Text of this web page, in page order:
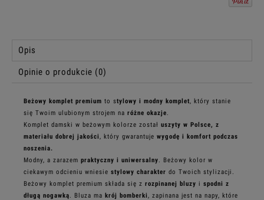
Opis
Opinie o produkcie (0)
Beżowy komplet premium to stylowy i modny komplet, który stanie
się Twoim ulubionym strojem na różne okazje.
Komplet damski w beżowym kolorze został uszyty w Polsce, z
materiału dobrej jakości, który gwarantuje wygodę i komfort podczas
noszenia.
Modny, a zarazem praktyczny i uniwersalny. Beżowy kolor w
ciekawym odcieniu wniesie stylowy charakter do Twoich stylizacji.
Beżowy komplet premium składa się z rozpinanej bluzy i spodni z
długą nogawką. Bluza ma krój bomberki, zapinana jest na napy, które